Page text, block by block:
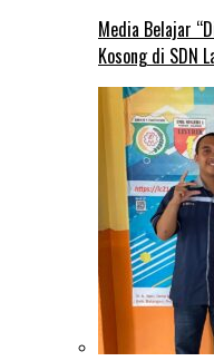
Media Belajar
Kosong di SDN